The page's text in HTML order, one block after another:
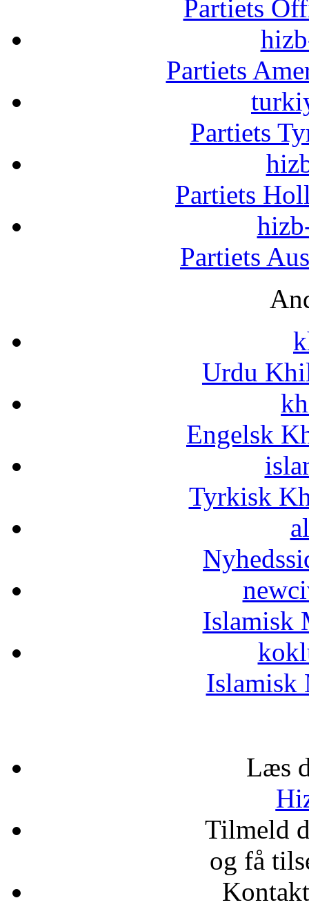
Partiets
Partiets
Partiets
Partiets
Partiets
Urdu
Engelsk
Tyrkisk
Islamisk
Islamisk
Læs
Tilmeld
og få